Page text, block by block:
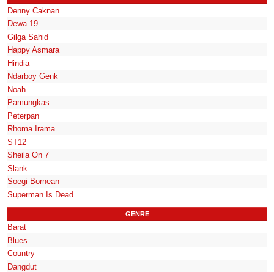
Denny Caknan
Dewa 19
Gilga Sahid
Happy Asmara
Hindia
Ndarboy Genk
Noah
Pamungkas
Peterpan
Rhoma Irama
ST12
Sheila On 7
Slank
Soegi Bornean
Superman Is Dead
GENRE
Barat
Blues
Country
Dangdut